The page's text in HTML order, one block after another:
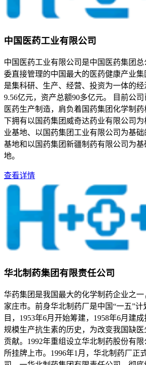
中国医药工业有限公司
中国医药工业有限公司是中国医药集团
委直接管理的中国最大的医药健康产业集
是集科研、生产、经营、投资为一体的
9.56亿元，资产总额90多亿元。 目前公
医药生产制造，肩负着国药集团化学制
下拥有以国药集团威奇达药业有限公司
业基地、以国药集团工业有限公司为基
基地和以国药集团新疆制药有限公司为
地。
查看详情
华北制药集团有限责任公司
华药集团是我国最大的化学制药企业之
家庄市。前身华北制药厂是中国“一五”
目，1953年6月开始筹建，1958年6月建
规模生产抗生素的历史，为改变我国缺
贡献。1992年重组设立华北制药股份有
所挂牌上市。1996年1月，华北制药厂正